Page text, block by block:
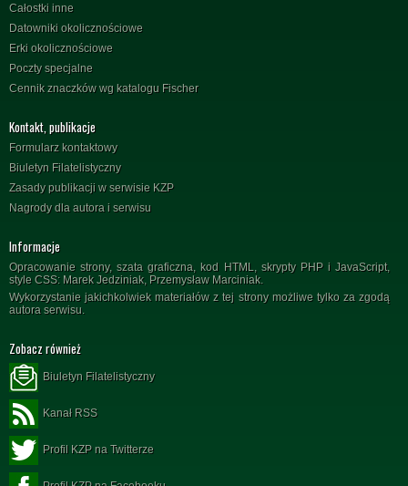
Całostki inne
Datowniki okolicznościowe
Erki okolicznościowe
Poczty specjalne
Cennik znaczków wg katalogu Fischer
Kontakt, publikacje
Formularz kontaktowy
Biuletyn Filatelistyczny
Zasady publikacji w serwisie KZP
Nagrody dla autora i serwisu
Informacje
Opracowanie strony, szata graficzna, kod HTML, skrypty PHP i JavaScript,
style CSS: Marek Jedziniak, Przemysław Marciniak.
Wykorzystanie jakichkolwiek materiałów z tej strony możliwe tylko za zgodą
autora serwisu.
Zobacz również
Biuletyn Filatelistyczny
Kanał RSS
Profil KZP na Twitterze